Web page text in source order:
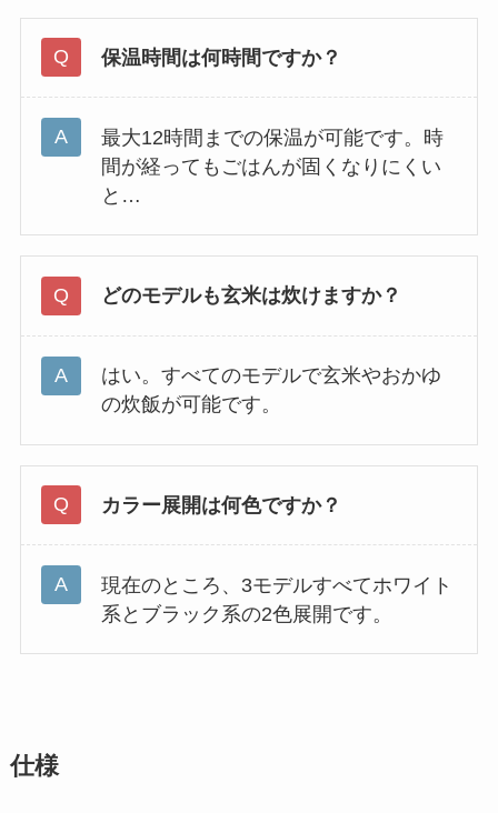
保温時間は何時間ですか？
最大12時間までの保温が可能です。時
間が経ってもごはんが固くなりにくい
と…
どのモデルも玄米は炊けますか？
はい。すべてのモデルで玄米やおかゆ
の炊飯が可能です。
カラー展開は何色ですか？
現在のところ、3モデルすべてホワイト
系とブラック系の2色展開です。
仕様